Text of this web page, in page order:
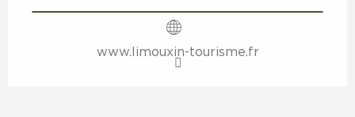
www.limouxin-tourisme.fr